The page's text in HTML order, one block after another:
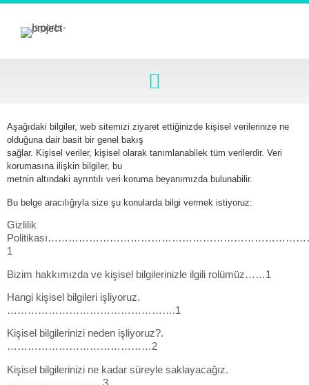
Aşağıdaki bilgiler, web sitemizi ziyaret ettiğinizde kişisel verilerinize ne
olduğuna dair basit bir genel bakış
sağlar. Kişisel veriler, kişisel olarak tanımlanabilek tüm verilerdir. Veri
korumasına ilişkin bilgiler, bu
metnin altındaki ayrıntılı veri koruma beyanımızda bulunabilir.
Bu belge aracılığıyla size şu konularda bilgi vermek istiyoruz:
Gizlilik
1
Bizim hakkımızda ve kişisel bilgilerinizle ilgili rolümüz……1
Hangi kişisel bilgileri işliyoruz.
………………………………………….1
Kişisel bilgilerinizi neden işliyoruz?.
……………………………………2
Kişisel bilgilerinizi ne kadar süreyle saklayacağız.
……………………….3